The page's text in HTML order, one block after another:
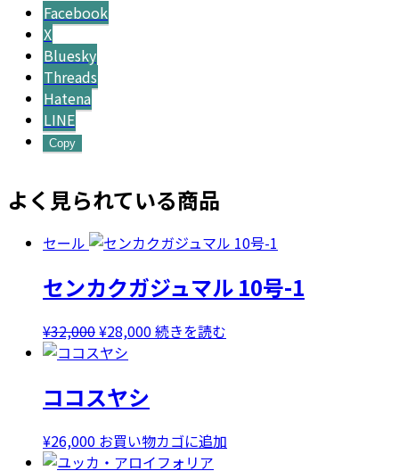
Facebook
X
Bluesky
Threads
Hatena
LINE
Copy
よく見られている商品
セール
センカクガジュマル 10号-1
¥32,000元
の
格
は
¥32,000
で
¥28,000現
は
¥28,000
続きを読む
ココスヤシ
¥26,000 お買い物カゴに追加